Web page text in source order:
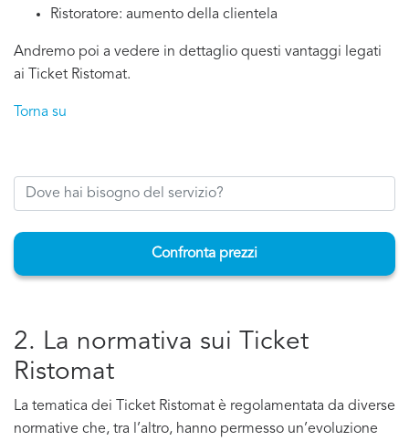
Ristoratore: aumento della clientela
Andremo poi a vedere in dettaglio questi vantaggi legati
ai Ticket Ristomat.
Torna su
Confronta prezzi
2. La normativa sui Ticket
Ristomat
La tematica dei Ticket Ristomat è regolamentata da diverse
normative che, tra l’altro, hanno permesso un’evoluzione